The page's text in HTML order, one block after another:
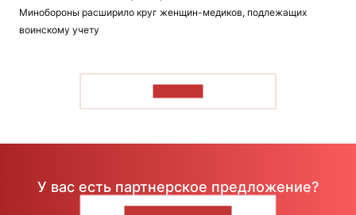
Минобороны расширило круг женщин-медиков, подлежащих
воинскому учету
У вас есть партнерское предложение?